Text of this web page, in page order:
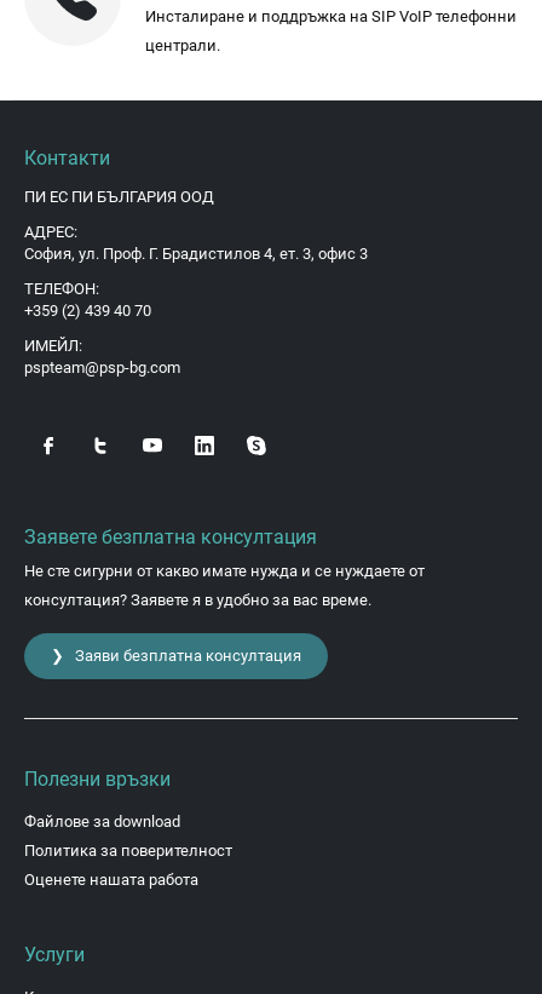
Инсталиране и поддръжка на SIP VoIP телефонни
централи.
Контакти
ПИ ЕС ПИ БЪЛГАРИЯ ООД
АДРЕС:
София, ул. Проф. Г. Брадистилов 4, ет. 3, офис 3
ТЕЛЕФОН:
+359 (2) 439 40 70
ИМЕЙЛ:
pspteam@psp-bg.com
Заявете безплатна консултация
Не сте сигурни от какво имате нужда и се нуждаете от
консултация? Заявете я в удобно за вас време.
❯ Заяви безплатна консултация
Полезни връзки
Файлове за download
Политика за поверителност
Оценете нашата работа
Услуги